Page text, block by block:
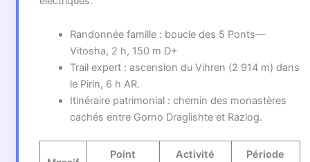
Randonnée famille : boucle des 5 Ponts—
Vitosha, 2 h, 150 m D+
Trail expert : ascension du Vihren (2 914 m) dans
le Pirin, 6 h AR.
Itinéraire patrimonial : chemin des monastères
cachés entre Gorno Draglishte et Razlog.
Point
Activité
Période